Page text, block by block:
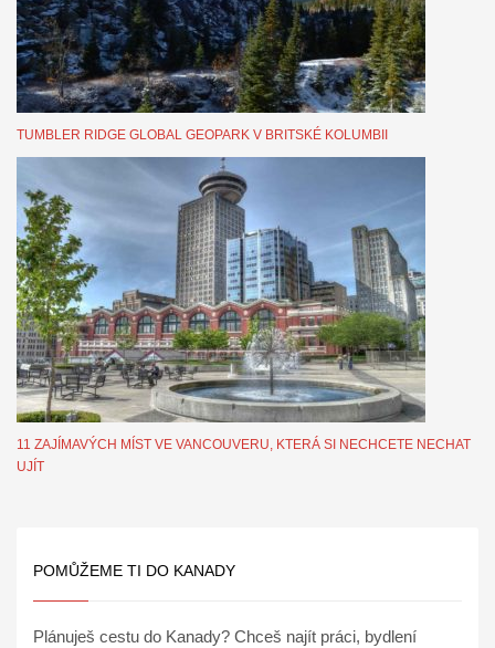
TUMBLER RIDGE GLOBAL GEOPARK V BRITSKÉ KOLUMBII
11 ZAJÍMAVÝCH MÍST VE VANCOUVERU, KTERÁ SI NECHCETE NECHAT
UJÍT
POMŮŽEME TI DO KANADY
Plánuješ cestu do Kanady? Chceš najít práci, bydlení